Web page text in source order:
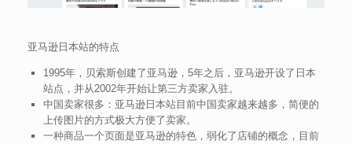
亚马逊日本站的特点
1995年，贝索斯创建了亚马逊，5年之后，亚马逊开设了日本
站点，并从2002年开始让第三方卖家入驻。
中国卖家很多：亚马逊日本站目前中国卖家越来越多，简便的
上传图片的方式极大方便了卖家。
一种商品一个页面是亚马逊的特色，弱化了店铺的概念，目前